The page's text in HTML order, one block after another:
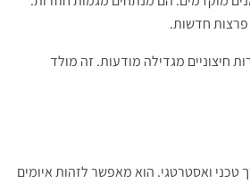
פרצות חדשות.
חיצוניים מגדילה מודעות. זה מולד
טכני ואסטרטגי. הוא מאפשר לזהות איומים